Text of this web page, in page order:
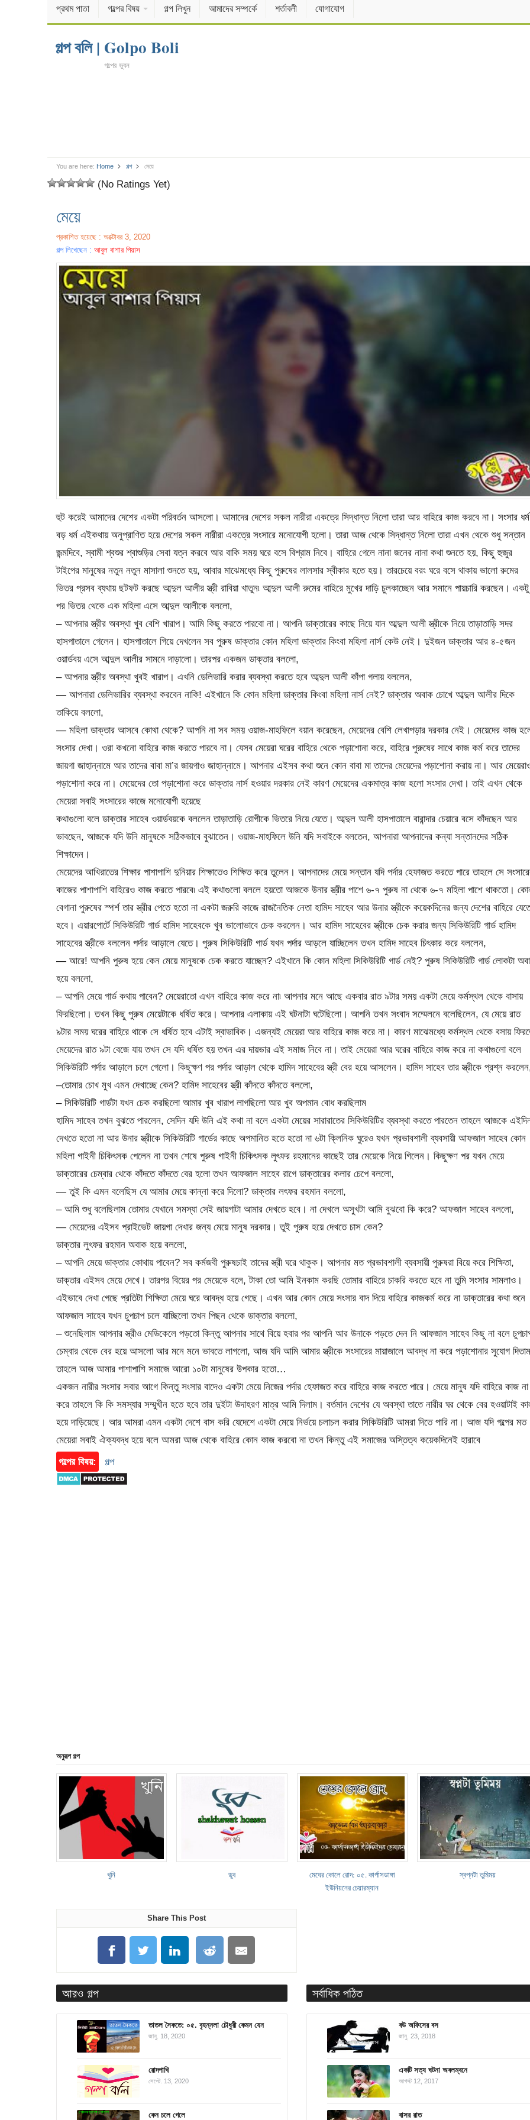
প্রথম পাতা গল্পের বিষয় গল্প লিখুন আমাদের সম্পর্কে শর্তাবলী যোগাযোগ
গল্প বলি | Golpo Boli
গল্পের ভুবন
You are here: Home গল্প মেয়ে
(No Ratings Yet)
মেয়ে
প্রকাশিত হয়েছে : অক্টোবর 3, 2020
গল্প লিখেছেন : আবুল বাশার পিয়াস
হুট করেই আমাদের দেশের একটা পরিবর্তন আসলো। আমাদের দেশের সকল নারীরা একত্রে সিদ্ধান্ত নিলো তারা আর বাহিরে কাজ করবে না। সংসার ধর্ম
বড় ধর্ম এইকথায় অনুপ্রাণিত হয়ে দেশের সকল নারীরা একত্রে সংসারে মনোযোগী হলো। তারা আজ থেকে সিদ্ধান্ত নিলো তারা এখন থেকে শুধু সন্তান
জন্মদিবে, স্বামী শ্বশুর শ্বাশুড়ির সেবা যত্ন করবে আর বাকি সময় ঘরে বসে বিশ্রাম নিবে। বাহিরে গেলে নানা জনের নানা কথা শুনতে হয়, কিছু হুজুর
টাইপের মানুষের নতুন নতুন মাসালা শুনতে হয়, আবার মাঝেমধ্যে কিছু পুরুষের লালসার স্বীকার হতে হয়। তারচেয়ে বরং ঘরে বসে থাকায় ভালো রুমের
ভিতর প্রসব ব্যথায় ছটফট করছে আব্দুল আলীর স্ত্রী রাবিয়া খাতুন৷ আব্দুল আলী রুমের বাহিরে মুখের দাড়ি চুলকাচ্ছেন আর সমানে পায়চারি করছেন। একটু
পর ভিতর থেকে এক মহিলা এসে আব্দুল আলীকে বললো,
– আপনার স্ত্রীর অবস্থা খুব বেশি খারাপ। আমি কিছু করতে পারবো না। আপনি ডাক্তারের কাছে নিয়ে যান আব্দুল আলী স্ত্রীকে নিয়ে তাড়াতাড়ি সদর
হাসপাতালে গেলেন। হাসপাতালে গিয়ে দেখলেন সব পুরুষ ডাক্তার কোন মহিলা ডাক্তার কিংবা মহিলা নার্স কেউ নেই। দুইজন ডাক্তার আর ৪-৫জন
ওয়ার্ডবয় এসে আব্দুল আলীর সামনে দাড়ালো। তারপর একজন ডাক্তার বললো,
– আপনার স্ত্রীর অবস্থা খুবই খারাপ। এখনি ডেলিভারি করার ব্যবস্থা করতে হবে আব্দুল আলী কাঁপা গলায় বললেন,
— আপনারা ডেলিভারির ব্যবস্থা করবেন নাকি! এইখানে কি কোন মহিলা ডাক্তার কিংবা মহিলা নার্স নেই? ডাক্তার অবাক চোখে আব্দুল আলীর দিকে
তাকিয়ে বললো,
— মহিলা ডাক্তার আসবে কোথা থেকে? আপনি না সব সময় ওয়াজ-মাহফিলে বয়ান করেছেন, মেয়েদের বেশি লেখাপড়ার দরকার নেই। মেয়েদের কাজ
সংসার দেখা। ওরা কখনো বাহিরে কাজ করতে পারবে না। যেসব মেয়েরা ঘরের বাহিরে থেকে পড়াশোনা করে, বাহিরে পুরুষের সাথে কাজ কর্ম করে তাদের
জায়গা জাহান্নামে আর তাদের বাবা মা’র জায়গাও জাহান্নামে। আপনার এইসব কথা শুনে কোন বাবা মা তাদের মেয়েদের পড়াশোনা করায় না। আর
পড়াশোনা করে না। মেয়েদের তো পড়াশোনা করে ডাক্তার নার্স হওয়ার দরকার নেই কারণ মেয়েদের একমাত্র কাজ হলো সংসার দেখা। তাই এখন থেকে
মেয়েরা সবাই সংসারের কাজে মনোযোগী হয়েছে
কথাগুলো বলে ডাক্তার সাহেব ওয়ার্ডবয়কে বললেন তাড়াতাড়ি রোগীকে ভিতরে নিয়ে যেতে। আব্দুল আলী হাসপাতালে বারান্দার চেয়ারে বসে কাঁদছেন আর
ভাবছেন, আজকে যদি উনি মানুষকে সঠিকভাবে বুঝাতেন। ওয়াজ-মাহফিলে উনি যদি সবাইকে বলতেন, আপনারা আপনাদের কন্যা সন্তানদের সঠিক
শিক্ষাদেন।
মেয়েদের আখিরাতের শিক্ষার পাশাপাশি দুনিয়ার শিক্ষাতেও শিক্ষিত করে তুলেন। আপনাদের মেয়ে সন্তান যদি পর্দার হেফাজত করতে পারে তাহলে সে
কাজের পাশাপাশি বাহিরেও কাজ করতে পারবে৷ এই কথাগুলো বললে হয়তো আজকে উনার স্ত্রীর পাশে ৬-৭ পুরুষ না থেকে ৬-৭ মহিলা পাশে থাকতো।
বেগানা পুরুষের স্পর্শ তার স্ত্রীর পেতে হতো না একটা জরুরি কাজে রাজনৈতিক নেতা হামিদ সাহেব আর উনার স্ত্রীকে কয়েকদিনের জন্য দেশের বাহিরে
হবে। এয়ারপোর্টে সিকিউরিটি গার্ড হামিদ সাহেবকে খুব ভালোভাবে চেক করলেন। আর হামিদ সাহেবের স্ত্রীকে চেক করার জন্য সিকিউরিটি গার্ড হামিদ
সাহেবের স্ত্রীকে বললেন পর্দার আড়ালে যেতে। পুরুষ সিকিউরিটি গার্ড যখন পর্দার আড়লে যাচ্ছিলেন তখন হামিদ সাহেব চিৎকার করে বললেন,
— আরে! আপনি পুরুষ হয়ে কেন মেয়ে মানুষকে চেক করতে যাচ্ছেন? এইখানে কি কোন মহিলা সিকিউরিটি গার্ড নেই? পুরুষ সিকিউরিটি গার্ড লোকটা
হয়ে বললো,
– আপনি মেয়ে গার্ড কথায় পাবেন? মেয়েরাতো এখন বাহিরে কাজ করে না৷ আপনার মনে আছে একবার রাত ৯টার সময় একটা মেয়ে কর্মস্থল থেকে বাসায়
ফিরছিলো। তখন কিছু পুরুষ মেয়েটাকে ধর্ষিত করে। আপনার এলাকায় এই ঘটনাটা ঘটেছিলো। আপনি তখন সংবাদ সম্মেলনে বলেছিলেন, যে মেয়ে রাত
৯টার সময় ঘরের বাহিরে থাকে সে ধর্ষিত হবে এটাই স্বাভাবিক। এজন্যই মেয়েরা আর বাহিরে কাজ করে না। কারণ মাঝেমধ্যে কর্মস্থল থেকে বসায়
মেয়েদের রাত ৯টা বেজে যায় তখন সে যদি ধর্ষিত হয় তখন এর দায়ভার এই সমাজ নিবে না। তাই মেয়েরা আর ঘরের বাহিরে কাজ করে না কথাগুলো বলে
সিকিউরিটি পর্দার আড়ালে চলে গেলো। কিছুক্ষণ পর পর্দার আড়াল থেকে হামিদ সাহেবের স্ত্রী বের হয়ে আসলেন। হামিদ সাহেব তার স্ত্রীকে প্রশ্ন
–তোমার চোখ মুখ এমন দেখাচ্ছে কেন? হামিদ সাহেবের স্ত্রী কাঁদতে কাঁদতে বললো,
– সিকিউরিটি গার্ডটা যখন চেক করছিলো আমার খুব খারাপ লাগছিলো আর খুব অপমান বোধ করছিলাম
হামিদ সাহেব তখন বুঝতে পারলেন, সেদিন যদি উনি এই কথা না বলে একটা মেয়ের সারারাতের সিকিউরিটির ব্যবস্থা করতে পারতেন তাহলে আজকে
দেখতে হতো না আর উনার স্ত্রীকে সিকিউরিটি গার্ডের কাছে অপমানিত হতে হতো না ৬টা ক্লিনিক ঘুরেও যখন প্রভাবশালী ব্যবসায়ী আফজাল সাহেব কোন
মহিলা গাইনী চিকিৎসক পেলেন না তখন শেষে পুরুষ গাইনী চিকিৎসক লুৎফর রহমানের কাছেই তার মেয়েকে নিয়ে গিলেন। কিছুক্ষণ পর যখন মেয়ে
ডাক্তারের চেম্বার থেকে কাঁদতে কাঁদতে বের হলো তখন আফজাল সাহেব রাগে ডাক্তারের কলার চেপে বললো,
— তুই কি এমন বলেছিস যে আমার মেয়ে কান্না করে দিলো? ডাক্তার লৎফর রহমান বললো,
– আমি শুধু বলেছিলাম তোমার যেখানে সমস্যা সেই জায়গাটা আমার দেখতে হবে। না দেখলে অসুখটা আমি বুঝবো কি করে? আফজাল সাহেব বললো,
— মেয়েদের এইসব প্রাইভেট জায়গা দেখার জন্য মেয়ে মানুষ দরকার। তুই পুরুষ হয়ে দেখতে চাস কেন?
ডাক্তার লুৎফর রহমান অবাক হয়ে বললো,
– আপনি মেয়ে ডাক্তার কোথায় পাবেন? সব কর্মজবী পুরুষচাই তাদের স্ত্রী ঘরে থাকুক। আপনার মত প্রভাবশালী ব্যবসায়ী পুরুষরা বিয়ে করে শিক্ষিতা,
ডাক্তার এইসব মেয়ে দেখে। তারপর বিয়ের পর মেয়েকে বলে, টাকা তো আমি ইনকাম করছি তোমার বাহিরে চাকরি করতে হবে না তুমি সংসার সামলাও।
এইভাবে দেখা গেছে প্রতিটা শিক্ষিতা মেয়ে ঘরে আবদ্ধ হয়ে গেছে। এখন আর কোন মেয়ে সংসার বাদ দিয়ে বাহিরে কাজকর্ম করে না ডাক্তারের কথা শুনে
আফজাল সাহেব যখন চুপচাপ চলে যাচ্ছিলো তখন পিছন থেকে ডাক্তার বললো,
– শুনেছিলাম আপনার স্ত্রীও মেডিকেলে পড়তো কিন্তু আপনার সাথে বিয়ে হবার পর আপনি আর উনাকে পড়তে দেন নি আফজাল সাহেব কিছু না বলে
চেম্বার থেকে বের হয়ে আসলো আর মনে মনে ভাবতে লাগলো, আজ যদি আমি আমার স্ত্রীকে সংসারের মায়াজালে আবদ্ধ না করে পড়াশোনার সুযোগ দিতাম
তাহলে আজ আমার পাশাপাশি সমাজে আরো ১০টা মানুষের উপকার হতো…
একজন নারীর সংসার সবার আগে কিন্তু সংসার বাদেও একটা মেয়ে নিজের পর্দার হেফাজত করে বাহিরে কাজ করতে পারে। মেয়ে মানুষ যদি বাহিরে কাজ না
করে তাহলে কি কি সমস্যার সম্মুখীন হতে হবে তার দুইটা উদাহরণ মাত্র আমি দিলাম। বর্তমান দেশের যে অবস্থা তাতে নারীর ঘর থেকে বের হওয়াটাই
হয়ে দাড়িয়েছে। আর আমরা এমন একটা দেশে বাস করি যেদেশে একটা মেয়ে নির্ভয়ে চলাচল করার সিকিউরিটি আমরা দিতে পারি না। আজ যদি গল্পের মত
মেয়েরা সবাই ঐক্যবদ্ধ হয়ে বলে আমরা আজ থেকে বাহিরে কোন কাজ করবো না তখন কিন্তু এই সমাজের অস্তিত্ব কয়েকদিনেই হারাবে
গল্পের বিষয়:
গল্প
অনুরূপ গল্প
খুনি ডুব
মেঘের কোলে রোদ: ০৫. কার্পাসডাঙ্গা
ইউনিয়নের চেয়ারম্যান
স্বপ্নটা তুমিময়
Share This Post
আরও গল্প
তাতল সৈকতে: ০৫. বৃহন্নলা চৌধুরী কেমন যেন
জানু. 18, 2020
রোদপাখি
সেপ্টে. 13, 2020
কেন চলে গেলে
সর্বাধিক পঠিত
বউ অফিসের বস
জানু. 23, 2018
একটি সত্য ঘটনা অবলম্বনে
আগস্ট 12, 2017
বাসর রাত